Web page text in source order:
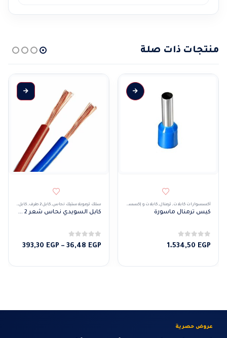
منتجات ذات صلة
أكسسوارات كابلات , ترمنال, كابلات و إكسسوارات
كيس ترمنال ماسورة
0من 5
1.534,50 EGP
سلك ترموبلاستيك نحاس, كابل 2 طرف , كابل نحاس شعر
كابل السويدي نحاس شعر 2 طرف
0من 5
36,48 EGP
–
393,30 EGP
نطاق
من
عروض حصرية